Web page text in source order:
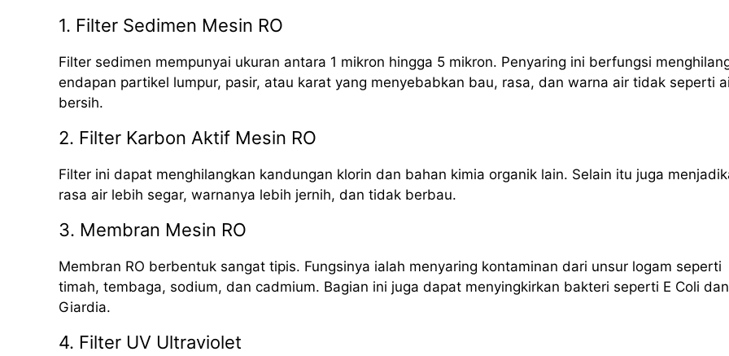
1. Filter Sedimen Mesin RO
Filter sedimen mempunyai ukuran antara 1 mikron hingga 5 mikron. Penyaring ini berfungsi
endapan partikel lumpur, pasir, atau karat yang menyebabkan bau, rasa, dan warna air tidak seperti
bersih.
2. Filter Karbon Aktif Mesin RO
Filter ini dapat menghilangkan kandungan klorin dan bahan kimia organik lain. Selain itu juga
rasa air lebih segar, warnanya lebih jernih, dan tidak berbau.
3. Membran Mesin RO
Membran RO berbentuk sangat tipis. Fungsinya ialah menyaring kontaminan dari unsur logam seperti
timah, tembaga, sodium, dan cadmium. Bagian ini juga dapat menyingkirkan bakteri seperti E Coli dan
Giardia.
4. Filter UV Ultraviolet